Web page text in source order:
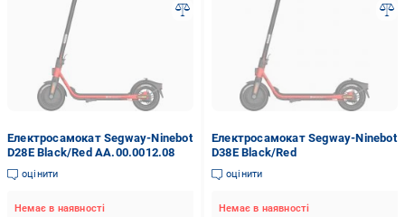
Електросамокат Segway-Ninebot
D28E Black/Red AA.00.0012.08
оцінити
Немає в наявності
Електросамокат Segway-Ninebot
D38E Black/Red
оцінити
Немає в наявності